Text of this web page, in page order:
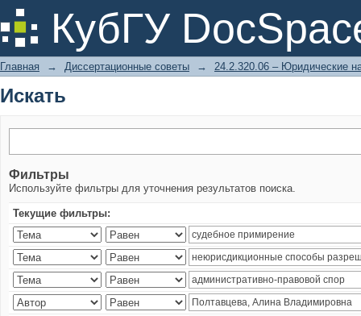
КубГУ
Искать
Главная → Диссертационные советы → 24.2.320.06 – Юридические
Искать
Фильтры
Используйте фильтры для уточнения результатов поиска.
Текущие фильтры: